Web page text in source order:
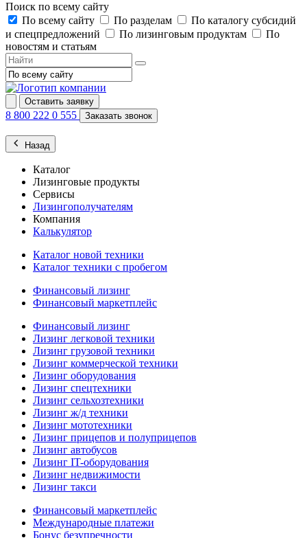
Поиск по всему сайту
По всему сайту
По разделам
По каталогу субсидий
и спецпредложений
По лизинговым продуктам
По
новостям и статьям
Оставить заявку
8 800 222 0 555 Заказать звонок
Назад
Каталог
Лизинговые продукты
Сервисы
Лизингополучателям
Компания
Калькулятор
Каталог новой техники
Каталог техники с пробегом
Финансовый лизинг
Финансовый маркетплейс
Финансовый лизинг
Лизинг легковой техники
Лизинг грузовой техники
Лизинг коммерческой техники
Лизинг оборудования
Лизинг спецтехники
Лизинг сельхозтехники
Лизинг ж/д техники
Лизинг мототехники
Лизинг прицепов и полуприцепов
Лизинг автобусов
Лизинг IT-оборудования
Лизинг недвижимости
Лизинг такси
Финансовый маркетплейс
Международные платежи
Бонус безупречности